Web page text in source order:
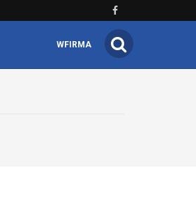
WFIRMA